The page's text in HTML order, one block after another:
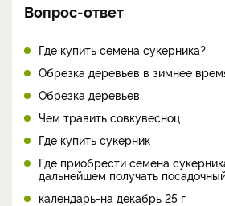
Вопрос-ответ
Где купить семена сукерника?
Обрезка деревьев в зимнее
Обрезка деревьев
Чем травить совкувесноц
Где купить сукерник
Где приобрести семена
дальнейшем получать
календарь-на декабрь 25 г